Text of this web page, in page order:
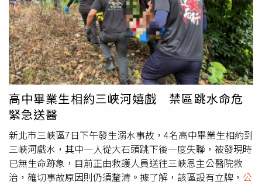
行情參考，協助使用者快速了解周邊價格概況。平台表示，
所有查詢資料皆以政府公開資料庫更新內容為依據，實際資
訊仍應以政府最新公告資料為準。實價雷達推LINE查詢工
具，民眾看房查實價登錄免留個資。（圖片提供／實價雷
達）除了成交行情外，近年不少購屋族也開始重視住宅周邊
環境資訊，例如土壤液化、淹水潛勢及活動斷層等公開圖
資。平台進一步整合相關政府公開資料，讓民眾在查詢地址
時，也能同步了解周邊環境資訊，作為購屋評估時的參考依
據。相關內容皆引用政府公開圖資，不代表對房屋安全性作
出保證，仍建議消費者搭配專業評估與現場勘查。實價雷達
執行長張紘甡表示，近年不少民眾習慣先自行蒐集資訊，再
決定是否安排賞屋，希望降低資訊不對稱帶來的不確定性，
因此團隊將查詢流程整合至 LINE，希望讓民眾利用熟悉的
高中畢業生相約三峽河嬉戲 禁區跳水命危
緊急送醫
新北市三峽區7日下午發生溺水事故，4名高中畢業生相約到
三峽河戲水，其中一人從大石頭跳下後一度失聯，被發現時
已無生命跡象，目前正由救護人員送往三峽恩主公醫院救
治，確切事故原因則仍須釐清。據了解，該區設有立牌， 公